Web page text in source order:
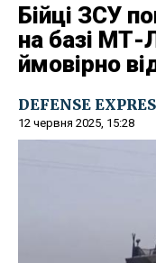
Бійці ЗСУ
на базі МТ-
ймовірно
DEFENSE
12 червня 2025, 15:28